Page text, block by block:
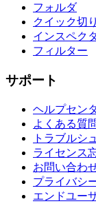
フォルダ
クイック切
インスペク
フィルター
サポート
ヘルプセン
よくある質
トラブルシ
ライセンス
お問い合わ
プライバシ
エンドユー